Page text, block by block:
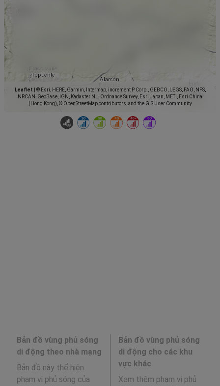
Leaflet
© Esri, HERE, Garmin, Intermap, increment P Corp., GEBCO, USGS, FAO, NPS,
NRCAN, GeoBase, IGN, Kadaster NL, Ordnance Survey, Esri Japan, METI, Esri China
(Hong Kong), © OpenStreetMap contributors, and the GIS User Community
Bản đồ vùng phủ sóng
di động theo nhà mạng
Bản đồ này thể hiện
phạm vi phủ sóng của
Bản đồ vùng phủ sóng
di động cho các khu
vực khác
Xem thêm phạm vi phủ